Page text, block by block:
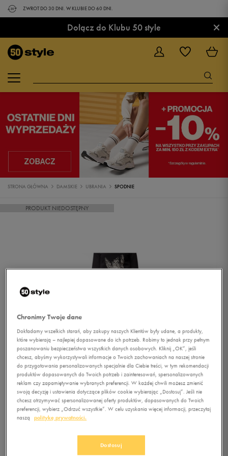
ZWROT DO 30 DNI. W KLUBIE DO 60 DNI.
Dołącz do Klubu 50 style ×
STRONA GŁÓWNA DAMSKIE UBRANIA SPODNIE
PRODUKT NIEDOSTĘPNY
O'NEILL SPODNIE LW EASY
Chronimy Twoje dane
Dokładamy wszelkich starań, aby zakupy naszych Klientów były udane, a produkty,
które wybierają – najlepiej dopasowane do ich potrzeb. Robimy to jednak przy pełnym
poszanowaniu bezpieczeństwa wszystkich danych osobowych. Kliknij „OK”, jeśli
chcesz, abyśmy wykorzystywali informacje o Twoich zachowaniach na naszej stronie
do przygotowania personalizowanych specjalnie dla Ciebie treści, w tym rekomendacji
produktów dopasowanych do Twoich potrzeb i zainteresowań, spersonalizowanych
reklam czy zapamiętywanie wybranych preferencji. W każdej chwili możesz zmienić
swoją decyzję i ustawienia dotyczące plików cookie wybierając „Dostosuj”. Jeśli nie
chcesz otrzymywać spersonalizowanej oferty produktów, dopasowanych do Twoich
preferencji, wybierz „Odrzuć wszystkie”. W celu uzyskania więcej informacji, przeczytaj
naszą
politykę prywatności.
Dostosuj